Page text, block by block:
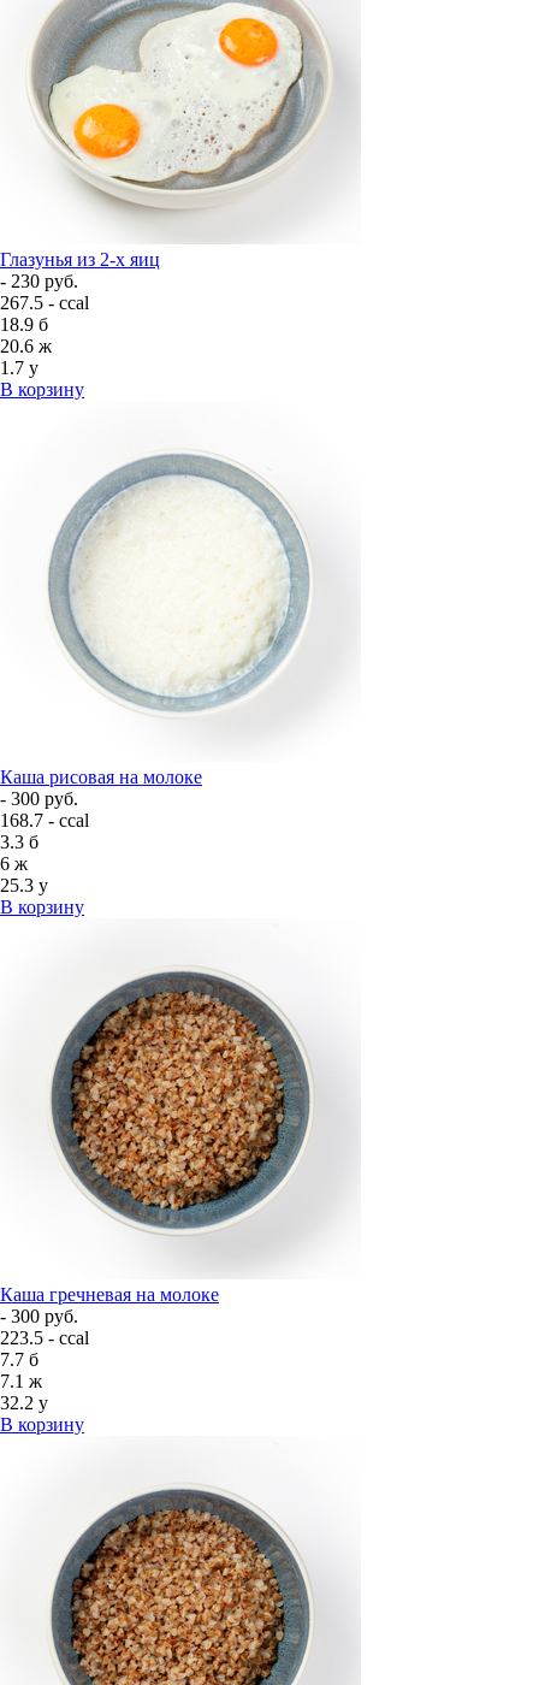
Глазунья из 2-х яиц
- 230 руб.
267.5 - ccal
18.9 б
20.6 ж
1.7 у
В корзину
Каша рисовая на молоке
- 300 руб.
168.7 - ccal
3.3 б
6 ж
25.3 у
В корзину
Каша гречневая на молоке
- 300 руб.
223.5 - ccal
7.7 б
7.1 ж
32.2 у
В корзину